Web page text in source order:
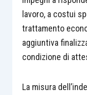
lavoro, a costui
trattamento
aggiuntiva
condizione di
La misura